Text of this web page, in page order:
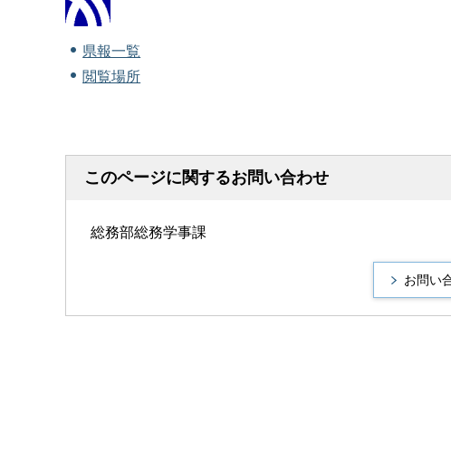
県報一覧
閲覧場所
このページに関するお問い合わせ
総務部総務学事課